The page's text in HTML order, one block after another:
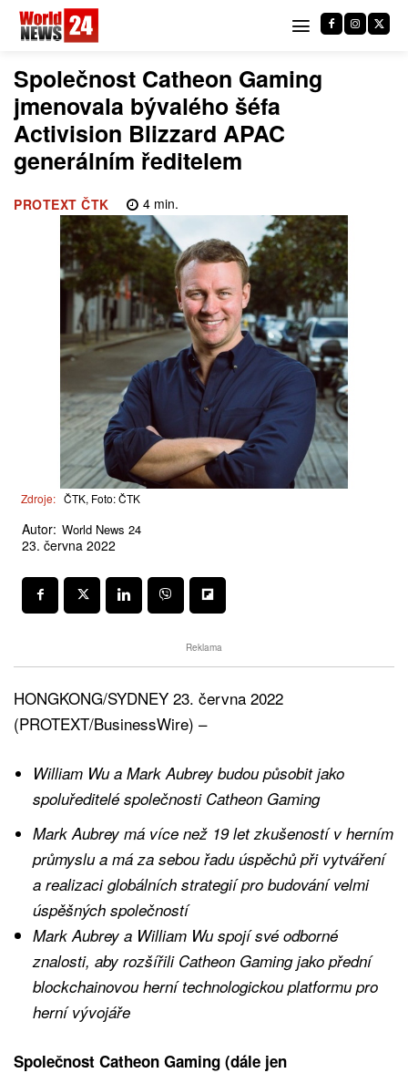
Společnost Catheon Gaming
jmenovala bývalého šéfa
Activision Blizzard APAC
generálním ředitelem
PROTEXT ČTK 4min.
Zdroje: ČTK, Foto: ČTK
Autor: World News 24
23. června 2022
Reklama
HONGKONG/SYDNEY 23. června 2022
(PROTEXT/BusinessWire) –
William Wu a Mark Aubrey budou působit jako
spoluředitelé společnosti Catheon Gaming
Mark Aubrey má více než 19 let zkušeností v herním
průmyslu a má za sebou řadu úspěchů při vytváření
a realizaci globálních strategií pro budování velmi
úspěšných společností
Mark Aubrey a William Wu spojí své odborné
znalosti, aby rozšířili Catheon Gaming jako přední
blockchainovou herní technologickou platformu pro
herní vývojáře
Společnost Catheon Gaming (dále jen